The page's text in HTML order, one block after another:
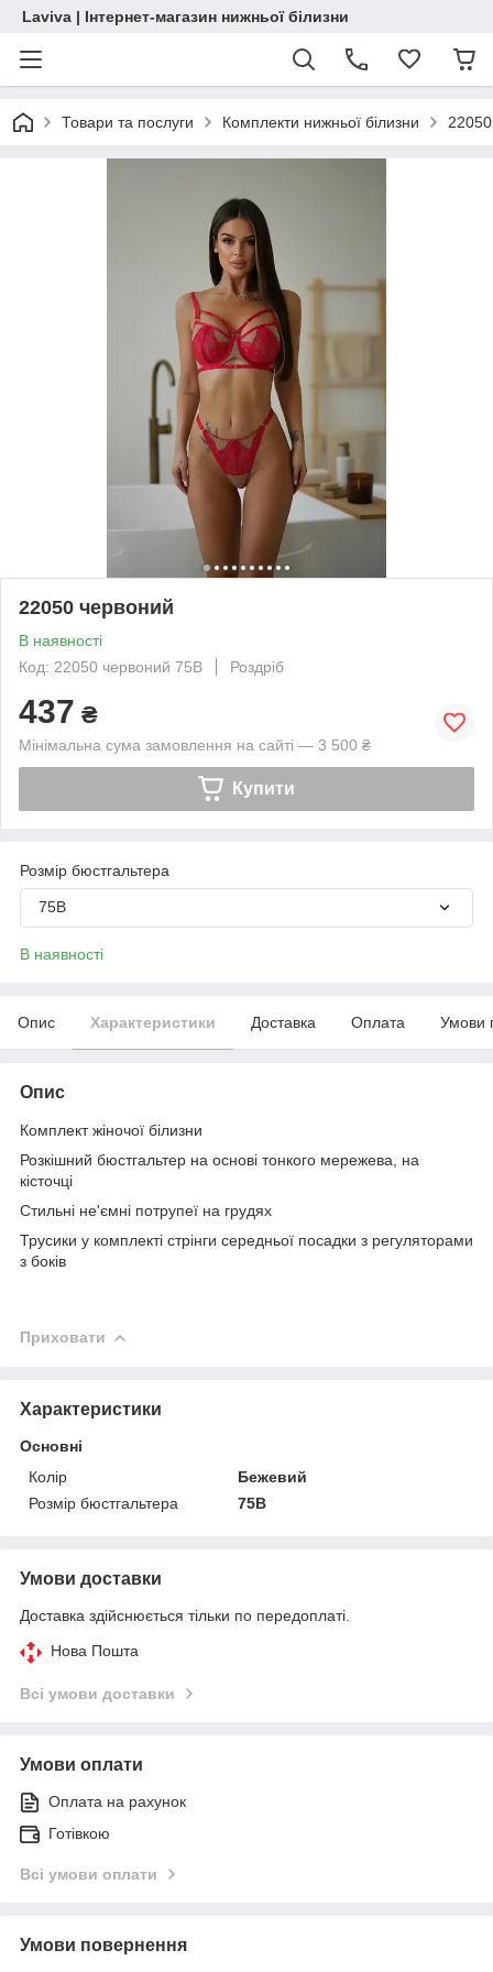
Laviva | Інтернет-магазин нижньої білизни
Товари та послуги Комплекти нижньої білизни
22050 червоний
В наявності
Код: 22050 червоний 75В
Роздріб
437 ₴
Мінімальна сума замовлення на сайті — 3 500 ₴
Купити
Розмір бюстгальтера
75B
В наявності
Опис Характеристики Доставка Оплата Умови
Опис
Комплект жіночої білизни
Розкішний бюстгальтер на основі тонкого мережева, на
кісточці
Стильні не'ємні потрупеї на грудях
Трусики у комплекті стрінги середньої посадки з регуляторами
з боків
Приховати
Характеристики
Основні
Колір
Бежевий
Розмір бюстгальтера
75B
Умови доставки
Доставка здійснюється тільки по передоплаті.
Нова Пошта
Всі умови доставки
Умови оплати
Оплата на рахунок
Готівкою
Всі умови оплати
Умови повернення